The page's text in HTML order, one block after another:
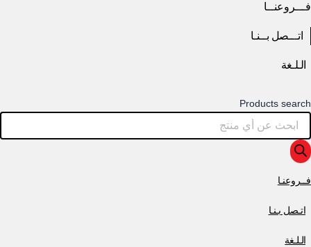
فـــروعنــا
اتـــصل بــنـا
الـلـغة
Products search
فــروعنـا
اتـصل بـنـا
الـلـغة